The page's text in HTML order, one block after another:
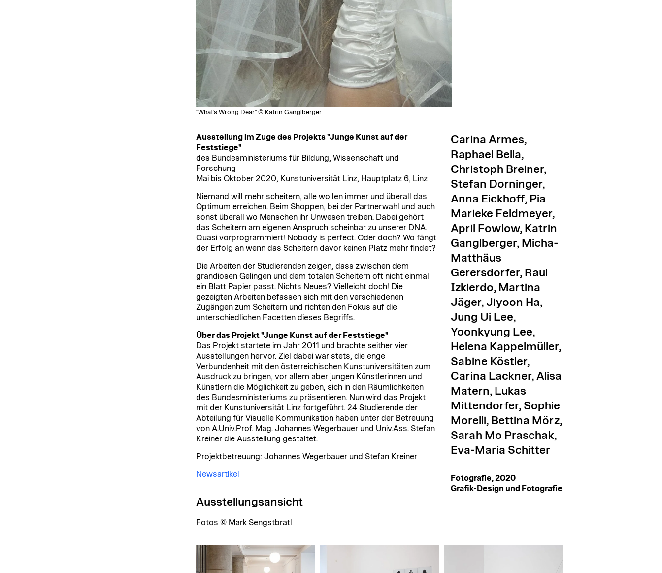
"What's Wrong Dear" © Katrin Ganglberger
Ausstellung im Zuge des Projekts "Junge Kunst auf der
Feststiege"
des Bundesministeriums für Bildung, Wissenschaft und
Forschung
Mai bis Oktober 2020, Kunstuniversität Linz, Hauptplatz 6, Linz
Niemand will mehr scheitern, alle wollen immer und überall das
Optimum erreichen. Beim Shoppen, bei der Partnerwahl und auch
sonst überall wo Menschen ihr Unwesen treiben. Dabei gehört
das Scheitern am eigenen Anspruch scheinbar zu unserer DNA.
Quasi vorprogrammiert! Nobody is perfect. Oder doch? Wo fängt
der Erfolg an wenn das Scheitern davor keinen Platz mehr findet?
Die Arbeiten der Studierenden zeigen, dass zwischen dem
grandiosen Gelingen und dem totalen Scheitern oft nicht einmal
ein Blatt Papier passt. Nichts Neues? Vielleicht doch! Die
gezeigten Arbeiten befassen sich mit den verschiedenen
Zugängen zum Scheitern und richten den Fokus auf die
unterschiedlichen Facetten dieses Begriffs.
Über das Projekt "Junge Kunst auf der Feststiege"
Das Projekt startete im Jahr 2011 und brachte seither vier
Ausstellungen hervor. Ziel dabei war stets, die enge
Verbundenheit mit den österreichischen Kunstuniversitäten zum
Ausdruck zu bringen, vor allem aber jungen Künstlerinnen und
Künstlern die Möglichkeit zu geben, sich in den Räumlichkeiten
des Bundesministeriums zu präsentieren. Nun wird das Projekt
mit der Kunstuniversität Linz fortgeführt. 24 Studierende der
Abteilung für Visuelle Kommunikation haben unter der Betreuung
von A.Univ.Prof. Mag. Johannes Wegerbauer und Univ.Ass. Stefan
Kreiner die Ausstellung gestaltet.
Projektbetreuung: Johannes Wegerbauer und Stefan Kreiner
Newsartikel
Ausstellungsansicht
Fotos © Mark Sengstbratl
Carina Armes,
Raphael Bella,
Christoph Breiner,
Stefan Dorninger,
Anna Eickhoff, Pia
Marieke Feldmeyer,
April Fowlow, Katrin
Ganglberger, Micha-
Matthäus
Gerersdorfer, Raul
Izkierdo, Martina
Jäger, Jiyoon Ha,
Jung Ui Lee,
Yoonkyung Lee,
Helena Kappelmüller,
Sabine Köstler,
Carina Lackner, Alisa
Matern, Lukas
Mittendorfer, Sophie
Morelli, Bettina Mörz,
Sarah Mo Praschak,
Eva-Maria Schitter
Fotografie, 2020
Grafik-Design und Fotografie